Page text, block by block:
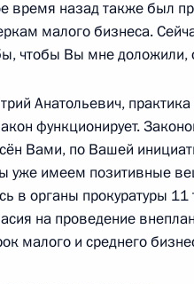
регулировании
и проведению азартных
законодательные
время назад также был
малого бизнеса.
чтобы Вы мне доложили,
Анатольевич, практика
функционирует.
Вами, по Вашей
уже имеем позитивные
в органы прокуратуры
на проведение
малого и среднего